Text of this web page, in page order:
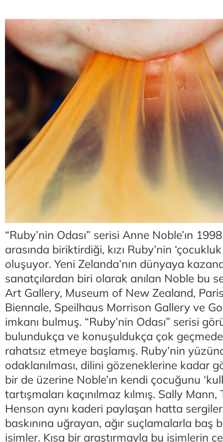
“Ruby’nin Odası” serisi Anne Noble’ın
arasında biriktirdiği, kızı Ruby’nin
oluşuyor. Yeni Zelanda’nın dünyaya
sanatçılardan biri olarak anılan Noble bu
Art Gallery, Museum of New Zealand,
Biennale, Speilhaus Morrison Gallery ve
imkanı bulmuş. “Ruby’nin Odası” serisi
bulundukça ve konuşuldukça çok
rahatsız etmeye başlamış. Ruby’nin
odaklanılması, dilini gözeneklerine kadar
bir de üzerine Noble’ın kendi çocuğunu
tartışmaları kaçınılmaz kılmış. Sally
Henson aynı kaderi paylaşan hatta
baskınına uğrayan, ağır suçlamalarla baş
isimler. Kısa bir araştırmayla bu isimlerin